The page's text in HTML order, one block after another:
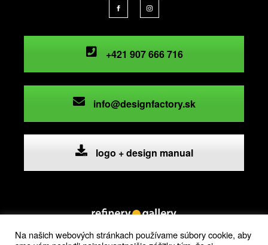
+421 907 666 716
info@designfactory.sk
logo + design manual
Na našich webových stránkach používame súbory cookie, aby